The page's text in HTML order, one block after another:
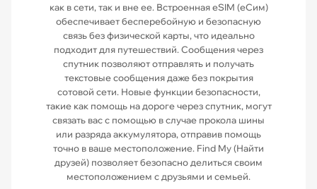
как в сети, так и вне ее. Встроенная eSIM (еСим)
обеспечивает бесперебойную и безопасную
связь без физической карты, что идеально
подходит для путешествий. Сообщения через
спутник позволяют отправлять и получать
текстовые сообщения даже без покрытия
сотовой сети. Новые функции безопасности,
такие как помощь на дороге через спутник, могут
связать вас с помощью в случае прокола шины
или разряда аккумулятора, отправив помощь
точно в ваше местоположение. Find My (Найти
друзей) позволяет безопасно делиться своим
местоположением с друзьями и семьей.